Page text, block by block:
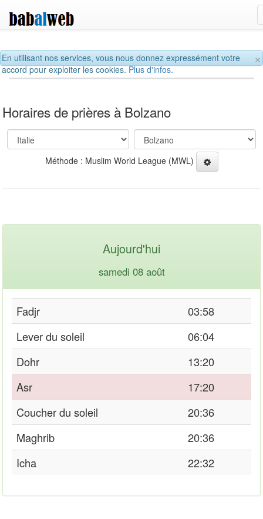
×
En utilisant nos services, vous nous donnez expressément votre
accord pour exploiter les cookies.Plus d'infos.
Horaires de prières à Bolzano
Méthode : Muslim World League (MWL)
Aujourd'hui
samedi 08 août
Fadjr
03:58
Lever du soleil
06:04
Dohr
13:20
Asr
17:20
Coucher du soleil
20:36
Maghrib
20:36
Icha
22:32